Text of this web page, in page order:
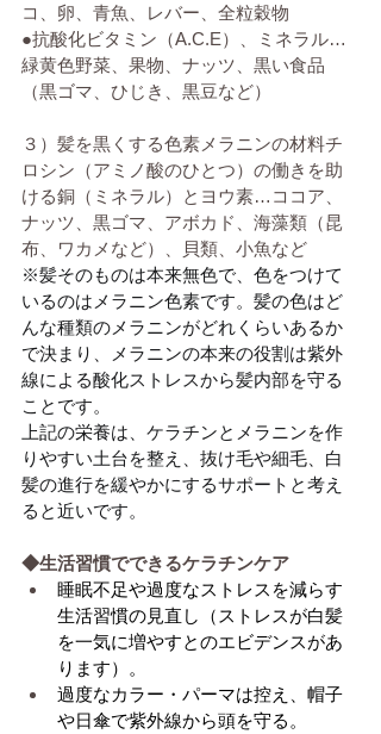
コ、卵、青魚、レバー、全粒穀物
●抗酸化ビタミン（A.C.E）、ミネラル…
緑黄色野菜、果物、ナッツ、黒い食品
（黒ゴマ、ひじき、黒豆など）
３）髪を黒くする色素メラニンの材料チ
ロシン（アミノ酸のひとつ）の働きを助
ける銅（ミネラル）とヨウ素…ココア、
ナッツ、黒ゴマ、アボカド、海藻類（昆
布、ワカメなど）、貝類、小魚など
※髪そのものは本来無色で、色をつけて
いるのはメラニン色素です。髪の色はど
んな種類のメラニンがどれくらいあるか
で決まり、メラニンの本来の役割は紫外
線による酸化ストレスから髪内部を守る
ことです。
上記の栄養は、ケラチンとメラニンを作
りやすい土台を整え、抜け毛や細毛、白
髪の進行を緩やかにするサポートと考え
ると近いです。
◆生活習慣でできるケラチンケア
睡眠不足や過度なストレスを減らす
生活習慣の見直し（ストレスが白髪
を一気に増やすとのエビデンスがあ
ります）。
過度なカラー・パーマは控え、帽子
や日傘で紫外線から頭を守る。